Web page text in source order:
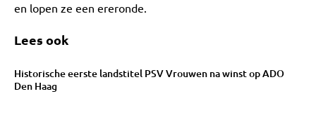
en lopen ze een ereronde.
Lees ook
Historische eerste landstitel PSV Vrouwen na winst op ADO
Den Haag